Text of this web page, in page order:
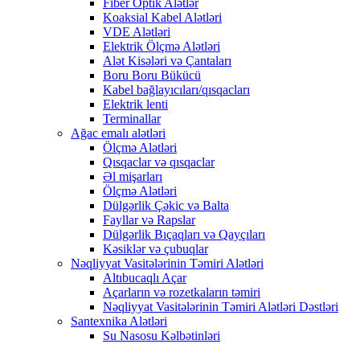
Fiber Optik Alətlər
Koaksial Kabel Alətləri
VDE Alətləri
Elektrik Ölçmə Alətləri
Alət Kisələri və Çantaları
Boru Boru Bükücü
Kabel bağlayıcıları/qısqacları
Elektrik lenti
Terminallar
Ağac emalı alətləri
Ölçmə Alətləri
Qısqaclar və qısqaclar
Əl mişarları
Ölçmə Alətləri
Dülgərlik Çəkic və Balta
Fayllar və Rapslar
Dülgərlik Bıçaqları və Qayçıları
Kəsiklər və çubuqlar
Nəqliyyat Vasitələrinin Təmiri Alətləri
Altıbucaqlı Açar
Açarların və rozetkaların təmiri
Nəqliyyat Vasitələrinin Təmiri Alətləri Dəstləri
Santexnika Alətləri
Su Nasosu Kəlbətinləri